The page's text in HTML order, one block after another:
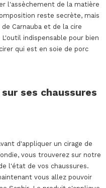
l'assèchement de la matière
reste secrète, mais
Carnauba et de la cire
indispensable pour bien
qui est en soie de porc
ses chaussures
d'appliquer un cirage de
vous trouverez sur notre
l'état de vos chaussures.
vous allez pouvoir